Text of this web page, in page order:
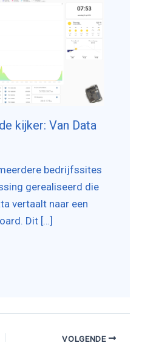
kijker: Van Data
bedrijfssites
gerealiseerd die
vertaalt naar een
Dit […]
VOLGENDE